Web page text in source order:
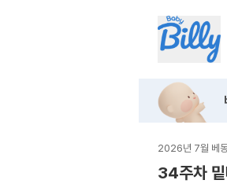
2026년 7월 베
34주차